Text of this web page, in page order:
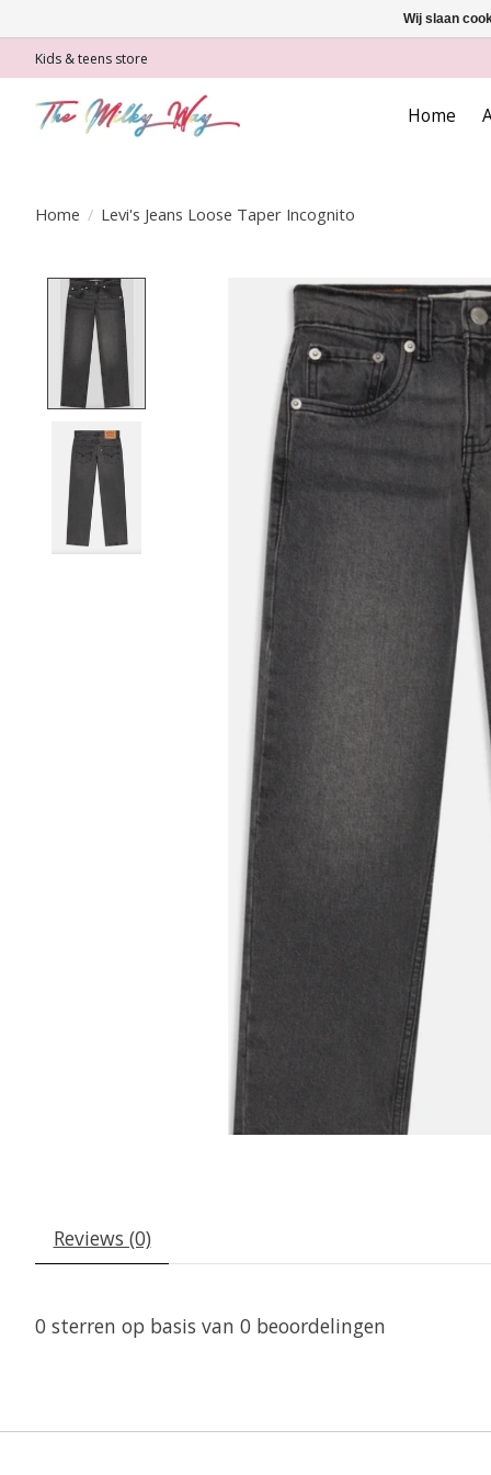
Kids & teens store
Home
Home / Levi's Jeans Loose Taper Incognito
Product image slideshow Items
Reviews (0)
0 sterren op basis van 0 beoordelingen
Wij slaan